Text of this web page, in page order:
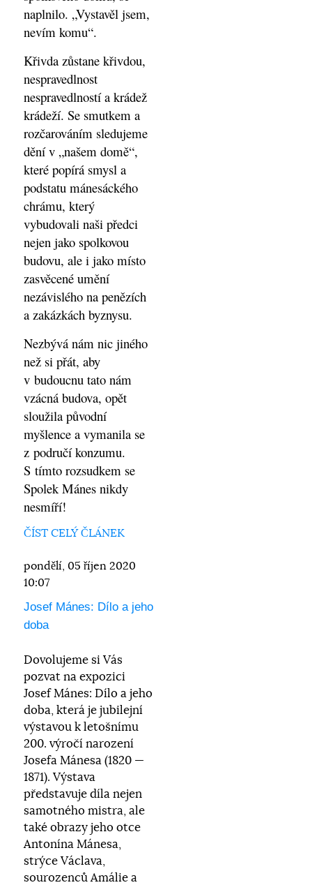
naplnilo. „Vystavěl jsem,
nevím komu“.
Křivda zůstane křivdou,
nespravedlnost
nespravedlností a krádež
krádeží. Se smutkem a
rozčarováním sledujeme
dění v „našem domě“,
které popírá smysl a
podstatu mánesáckého
chrámu, který
vybudovali naši předci
nejen jako spolkovou
budovu, ale i jako místo
zasvěcené umění
nezávislého na penězích
a zakázkách byznysu.
Nezbývá nám nic jiného
než si přát, aby
v budoucnu tato nám
vzácná budova, opět
sloužila původní
myšlence a vymanila se
z područí konzumu.
S tímto rozsudkem se
Spolek Mánes nikdy
nesmíří!
ČÍST CELÝ ČLÁNEK
pondělí, 05 říjen 2020
10:07
Josef Mánes: Dílo a jeho
doba
Dovolujeme si Vás
pozvat na expozici
Josef Mánes: Dílo a jeho
doba, která je jubilejní
výstavou k letošnímu
200. výročí narození
Josefa Mánesa (1820 —
1871). Výstava
představuje díla nejen
samotného mistra, ale
také obrazy jeho otce
Antonína Mánesa,
strýce Václava,
sourozenců Amálie a